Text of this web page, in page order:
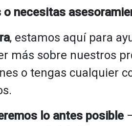
o necesitas
, estamos aquí para
más sobre nuestros
o tengas cualquier
lo antes posible